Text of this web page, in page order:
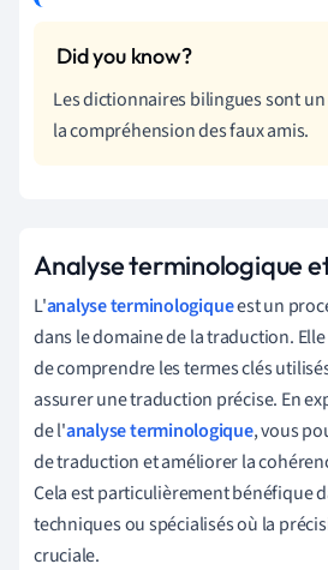
Les dictionnaires bilingues sont
la compréhension des faux amis.
Analyse terminologique
L'analyse terminologiqueest un
dans le domaine de la traduction.
de comprendre les termes clés
assurer une traduction précise. En
de l'analyse terminologique, vous
de traduction et améliorer la
Cela est particulièrement bénéfique
techniques ou spécialisés où la
cruciale.